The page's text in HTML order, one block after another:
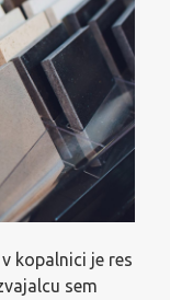
kopalnici je res
sem